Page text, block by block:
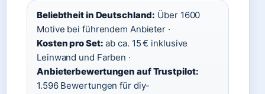
Beliebtheit in Deutschland: Über 1600
Motive bei führendem Anbieter ·
Kosten pro Set: ab ca. 15 € inklusive
Leinwand und Farben ·
Anbieterbewertungen auf Trustpilot:
1.596 Bewertungen für diy-